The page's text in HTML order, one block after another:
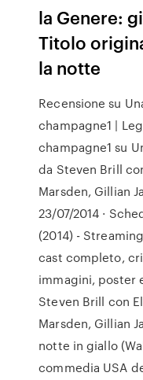
la Genere:
Titolo
la notte
Recensione su
champagne1 |
champagne1 su
da Steven Brill
Marsden, Gillian
23/07/2014 ·
(2014) -
cast completo,
immagini, poster
Steven Brill con
Marsden, Gillian
notte in giallo
commedia USA